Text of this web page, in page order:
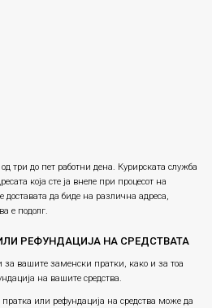
три до пет работни дена. Курирската служба
која сте ја внеле при процесот на
доставата да биде на различна адреса,
е подолг.
РЕФУНДАЦИЈА НА СРЕДСТВАТА
вашите заменски пратки, како и за тоа
на вашите средства.
или рефундацијa на средства може да